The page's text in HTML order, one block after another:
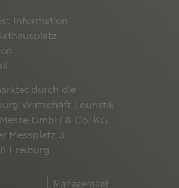
Information
durch die
Wirtschaft Touristik
GmbH & Co. KG
Messplatz 3
Freiburg